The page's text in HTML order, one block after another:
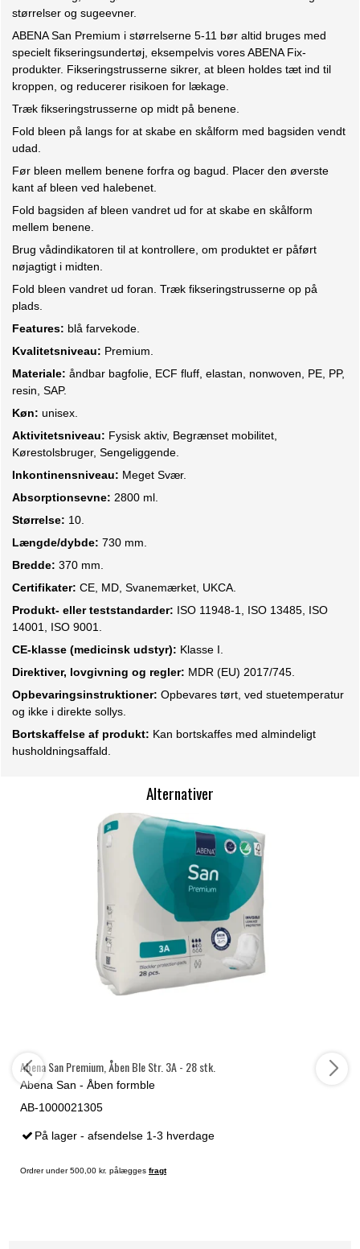
størrelser og sugeevner.
ABENA San Premium i størrelserne 5-11 bør altid bruges med
specielt fikseringsundertøj, eksempelvis vores ABENA Fix-
produkter. Fikseringstrusserne sikrer, at bleen holdes tæt ind til
kroppen, og reducerer risikoen for lækage.
Træk fikseringstrusserne op midt på benene.
Fold bleen på langs for at skabe en skålform med bagsiden vendt
udad.
Før bleen mellem benene forfra og bagud. Placer den øverste
kant af bleen ved halebenet.
Fold bagsiden af bleen vandret ud for at skabe en skålform
mellem benene.
Brug vådindikatoren til at kontrollere, om produktet er påført
nøjagtigt i midten.
Fold bleen vandret ud foran. Træk fikseringstrusserne op på
plads.
Features: blå farvekode.
Kvalitetsniveau: Premium.
Materiale: åndbar bagfolie, ECF fluff, elastan, nonwoven, PE, PP,
resin, SAP.
Køn: unisex.
Aktivitetsniveau: Fysisk aktiv, Begrænset mobilitet,
Kørestolsbruger, Sengeliggende.
Inkontinensniveau: Meget Svær.
Absorptionsevne: 2800 ml.
Størrelse: 10.
Længde/dybde: 730 mm.
Bredde: 370 mm.
Certifikater: CE, MD, Svanemærket, UKCA.
Produkt- eller teststandarder: ISO 11948-1, ISO 13485, ISO
14001, ISO 9001.
CE-klasse (medicinsk udstyr): Klasse I.
Direktiver, lovgivning og regler: MDR (EU) 2017/745.
Opbevaringsinstruktioner: Opbevares tørt, ved stuetemperatur
og ikke i direkte sollys.
Bortskaffelse af produkt: Kan bortskaffes med almindeligt
husholdningsaffald.
Alternativer
Abena San Premium, Åben Ble Str. 3A - 28 stk.
Abena San - Åben formble
AB-1000021305
På lager - afsendelse 1-3 hverdage
Ordrer under 500,00 kr. pålægges fragt